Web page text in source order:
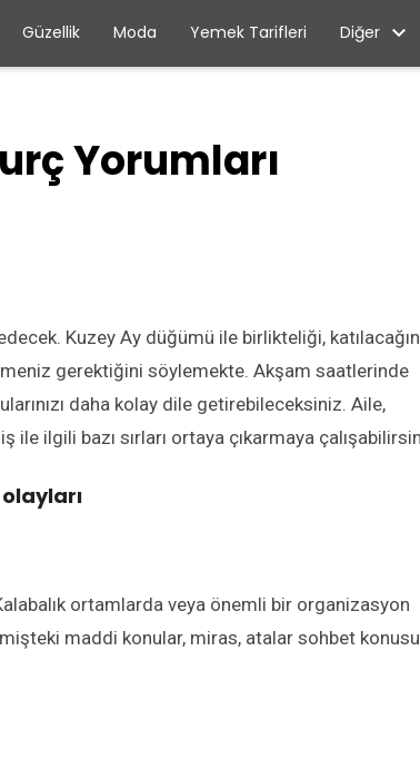
Güzellik Moda Yemek Tarifleri Diğer
Yorumları
Kuzey Ay düğümü ile birlikteliği,
gerektiğini söylemekte. Akşam saatlerinde
daha kolay dile getirebileceksiniz. Aile,
ile ilgili bazı sırları ortaya çıkarmaya
ortamlarda veya önemli bir organizasyon
maddi konular, miras, atalar sohbet konusu